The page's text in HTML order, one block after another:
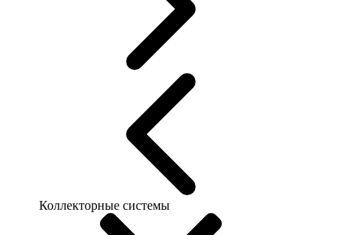
Коллекторные системы